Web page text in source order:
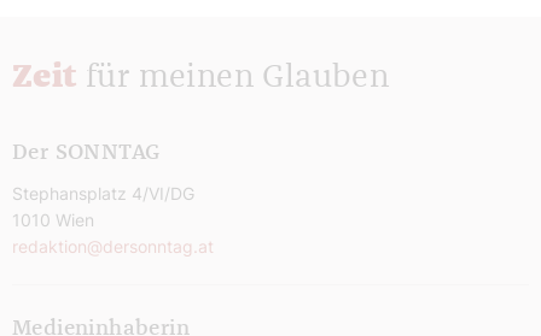
Zeit für meinen Glauben
Der SONNTAG
Stephansplatz 4/VI/DG
1010 Wien
redaktion@dersonntag.at
Medieninhaberin